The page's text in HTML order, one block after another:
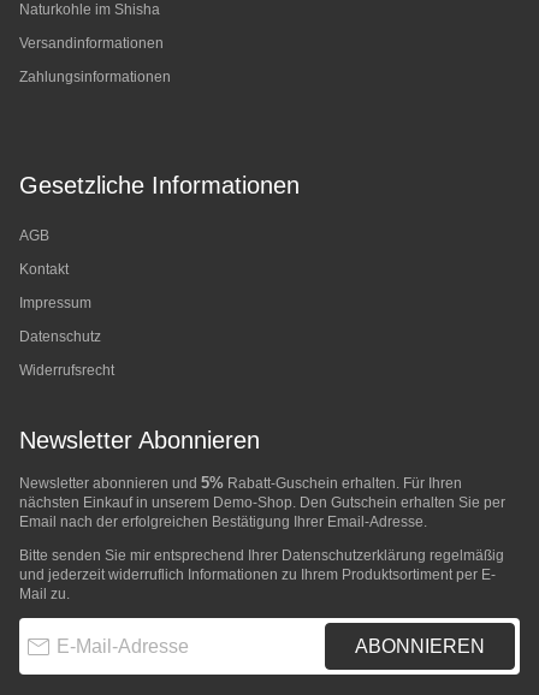
Naturkohle im Shisha
Versandinformationen
Zahlungsinformationen
Gesetzliche Informationen
AGB
Kontakt
Impressum
Datenschutz
Widerrufsrecht
Newsletter Abonnieren
Newsletter abonnieren und 5% Rabatt-Guschein erhalten. Für Ihren
nächsten Einkauf in unserem Demo-Shop. Den Gutschein erhalten Sie per
Email nach der erfolgreichen Bestätigung Ihrer Email-Adresse.
Bitte senden Sie mir entsprechend Ihrer Datenschutzerklärung regelmäßig
und jederzeit widerruflich Informationen zu Ihrem Produktsortiment per E-
Mail zu.
ABONNIEREN